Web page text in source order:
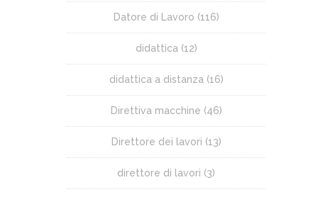
Datore di Lavoro (116)
didattica(12)
didattica a distanza(16)
Direttiva macchine (46)
Direttore dei lavori (13)
direttore di lavori (3)